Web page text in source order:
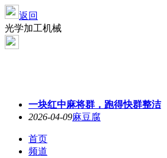
返回
光学加工机械
一块红中麻将群，跑得快群整洁
2026-04-09麻豆腐
首页
频道